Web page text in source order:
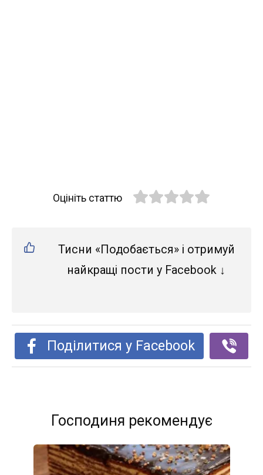
Оцініть статтю
Тисни «Подобається» і отримуй
найкращі пости у Facebook ↓
Поділитися у Facebook
Господиня рекомендує